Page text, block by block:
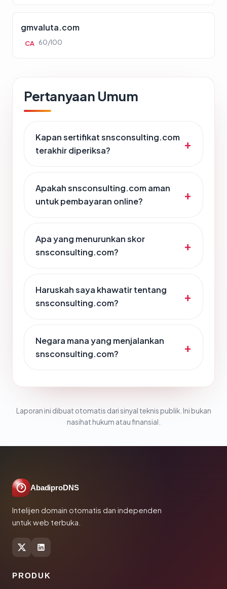
gmvaluta.com
CA 60/100
Pertanyaan Umum
Kapan sertifikat snsconsulting.com
terakhir diperiksa?
Apakah snsconsulting.com aman
untuk pembayaran online?
Apa yang menurunkan skor
snsconsulting.com?
Haruskah saya khawatir tentang
snsconsulting.com?
Negara mana yang menjalankan
snsconsulting.com?
Laporan ini dibuat otomatis dari sinyal teknis publik. Ini bukan
nasihat hukum atau finansial.
AbadiproDNS
Intelijen domain otomatis dan independen
untuk web terbuka.
PRODUK